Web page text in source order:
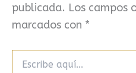
publicada. Los campos
marcados con *
aquí...